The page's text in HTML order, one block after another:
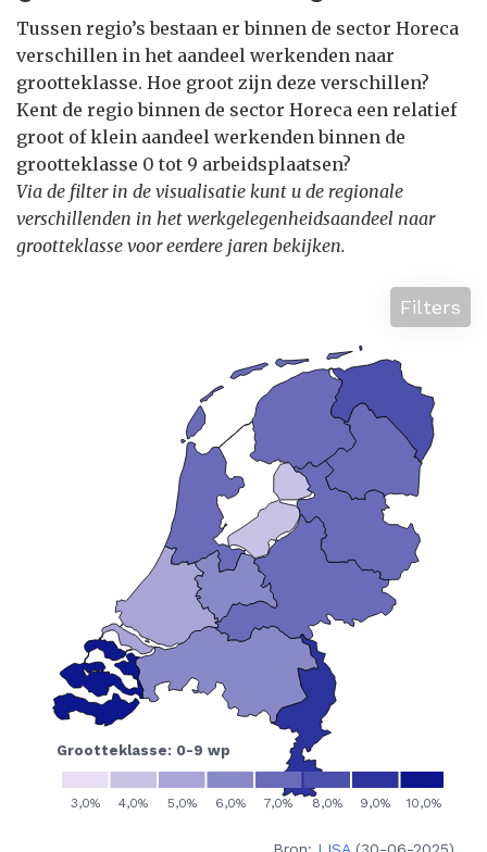
Tussen regio’s bestaan er binnen de sector Horeca
verschillen in het aandeel werkenden naar
grootteklasse. Hoe groot zijn deze verschillen?
Kent de regio binnen de sector Horeca een relatief
groot of klein aandeel werkenden binnen de
grootteklasse 0 tot 9 arbeidsplaatsen?
Via de filter in de visualisatie kunt u de regionale
verschillenden in het werkgelegenheidsaandeel naar
grootteklasse voor eerdere jaren bekijken.
Filters